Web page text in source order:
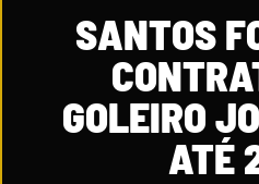
SANTOS
GOLEIRO
ATÉ